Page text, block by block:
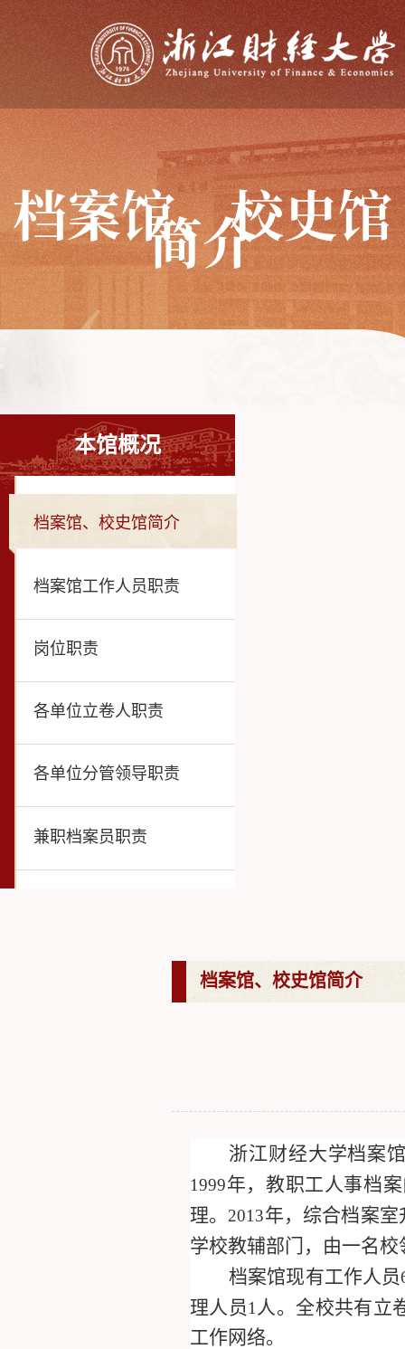
档案馆、校史馆
简介
本馆概况
档案馆、校史馆简介
档案馆工作人员职责
岗位职责
各单位立卷人职责
各单位分管领导职责
兼职档案员职责
档案馆、校史馆简介
浙江财经大学档案
1999年，教职工人事档
理。 2013年，综合档案
学校教辅部门，由一名
档案馆现有工作人员
理人员1 人。全校共有立
工作网络。